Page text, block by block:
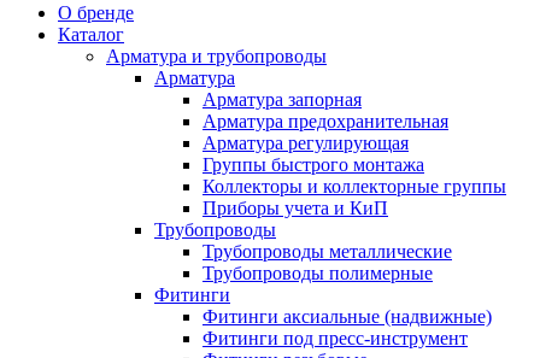
О бренде
Каталог
Арматура и трубопроводы
Арматура
Арматура запорная
Арматура предохранительная
Арматура регулирующая
Группы быстрого монтажа
Коллекторы и коллекторные группы
Приборы учета и КиП
Трубопроводы
Трубопроводы металлические
Трубопроводы полимерные
Фитинги
Фитинги аксиальные (надвижные)
Фитинги под пресс-инструмент